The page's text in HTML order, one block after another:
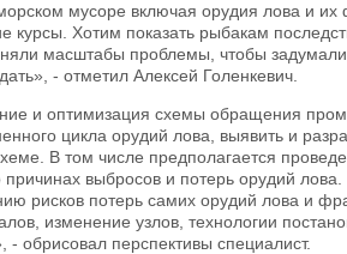
мусоре включая орудия лова и их
Хотим показать рыбакам
масштабы проблемы, чтобы
- отметил Алексей Голенкевич.
и оптимизация схемы обращения
цикла орудий лова, выявить и
В том числе предполагается
выбросов и потерь орудий лова.
рисков потерь самих орудий лова и
изменение узлов, технологии
- обрисовал перспективы специалист.